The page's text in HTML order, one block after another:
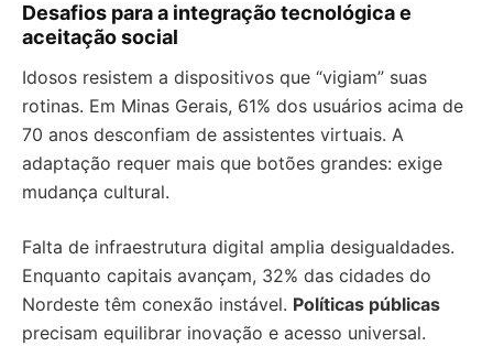
Desafios para a integração tecnológica e
aceitação social
Idosos resistem a dispositivos que “vigiam” suas
rotinas. Em Minas Gerais, 61% dos usuários acima de
70 anos desconfiam de assistentes virtuais. A
adaptação requer mais que botões grandes: exige
mudança cultural.
Falta de infraestrutura digital amplia desigualdades.
Enquanto capitais avançam, 32% das cidades do
Nordeste têm conexão instável. Políticas públicas
precisam equilibrar inovação e acesso universal.